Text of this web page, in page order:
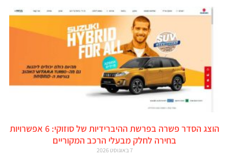
הוצג הסדר פשרה בפרשת ההיברידיות של סוזוקי: 6 אפשרויות
בחירה לחלק מבעלי הרכב המקוריים
7 באוגוסט 2026